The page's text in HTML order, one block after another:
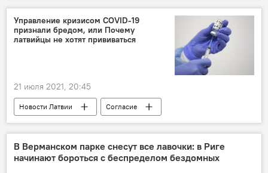
"Северный поток - 2" - труба раздора
Управление кризисом COVID-19
признали бредом, или Почему
латвийцы не хотят прививаться
21 июля 2021, 20:45
Новости Латвии
Согласие
Янис Урбанович
вакцина
коронавирус
В Верманском парке снесут все лавочки: в Риге
начинают бороться с беспределом бездомных